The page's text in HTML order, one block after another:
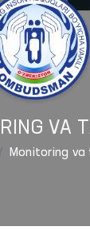
VA
Monitoring va